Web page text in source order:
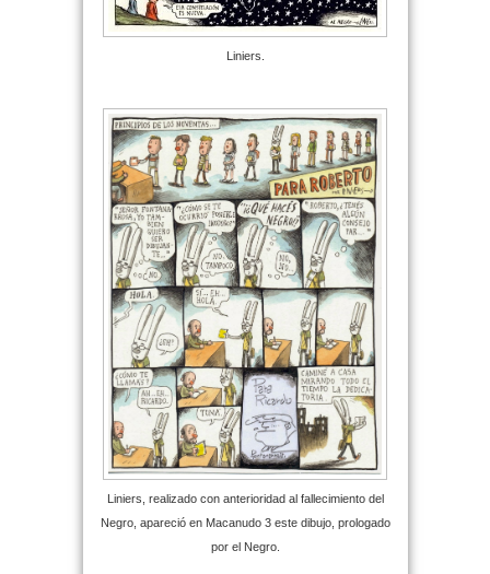
Liniers.
Liniers, realizado con anterioridad al fallecimiento del
Negro, apareció en Macanudo 3 este dibujo, prologado
por el Negro.